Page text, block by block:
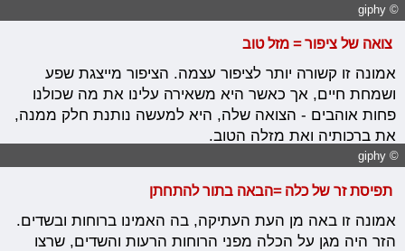
© giphy
צואה של ציפור = מזל טוב
אמונה זו קשורה יותר לציפור עצמה. הציפור מייצגת שפע
ושמחת חיים, אך כאשר היא משאירה עלינו את מה שכולנו
פחות אוהבים - הצואה שלה, היא למעשה נותנת חלק ממנה,
את ברכותיה ואת מזלה הטוב.
© giphy
תפיסת זר של כלה =הבאה בתור להתחתן
אמונה זו באה מן העת העתיקה, בה האמינו ברוחות ובשדים.
הזר היה מגן על הכלה מפני הרוחות הרעות והשדים, שרצו